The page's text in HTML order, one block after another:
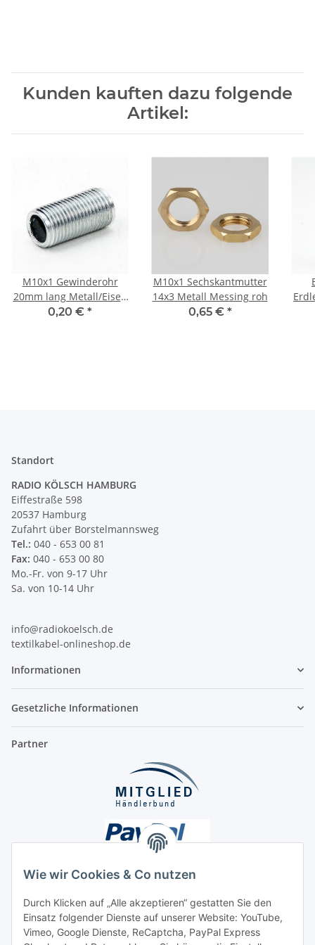
Wie wir Cookies & Co nutzen
Durch Klicken auf „Alle akzeptieren“ gestatten Sie den
Einsatz folgender Dienste auf unserer Website: YouTube,
Vimeo, Google Dienste, ReCaptcha, PayPal Express
Kunden kauften dazu folgende
Artikel:
M10x1 Gewinderohr
20mm lang Metall/Eisen
verzinkt für Lampen und
0,20 € *
M10x1 Sechskantmutter
14x3 Metall Messing roh
0,65 € *
Standort
RADIO KÖLSCH HAMBURG
Eiffestraße 598
20537 Hamburg
Zufahrt über Borstelmannsweg
Tel.: 040 - 653 00 81
Fax: 040 - 653 00 80
Mo.-Fr. von 9-17 Uhr
Sa. von 10-14 Uhr
info@radiokoelsch.de
textilkabel-onlineshop.de
Informationen
Gesetzliche Informationen
Partner
Unsere Seiten